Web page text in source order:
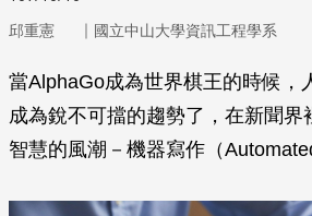
邱重憲 ｜ 國立中山大學資訊工程學系
當AlphaGo成為世界棋王的時候，
成為銳不可擋的趨勢了，在新聞界
智慧的風潮－機器寫作（